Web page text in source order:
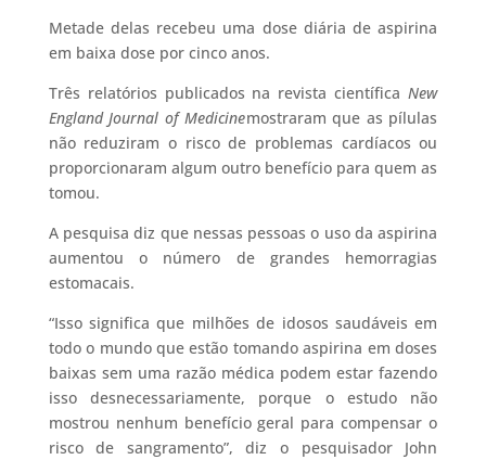
Metade delas recebeu uma dose diária de aspirina
em baixa dose por cinco anos.
Três relatórios publicados na revista científicaNew
England Journal of Medicinemostraram que as pílulas
não reduziram o risco de problemas cardíacos ou
proporcionaram algum outro benefício para quem as
tomou.
A pesquisa diz que nessas pessoas o uso da aspirina
aumentou o número de grandes hemorragias
estomacais.
“Isso significa que milhões de idosos saudáveis ​​em
todo o mundo que estão tomando aspirina em doses
baixas sem uma razão médica podem estar fazendo
isso desnecessariamente, porque o estudo não
mostrou nenhum benefício geral para compensar o
risco de sangramento”, diz o pesquisador John